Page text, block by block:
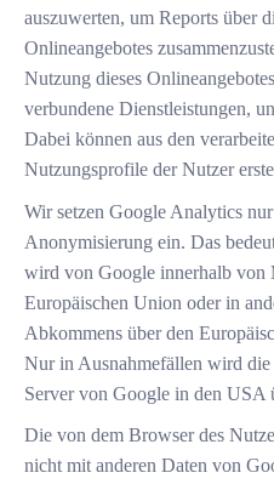
auszuwerten, um Reports über
Onlineangebotes
Nutzung dieses
verbundene Dienstleistungen,
Dabei können aus den
Nutzungsprofile der Nutzer
Wir setzen Google Analytics
Anonymisierung ein. Das
wird von Google innerhalb von
Europäischen Union oder in
Abkommens über den
Nur in Ausnahmefällen wird
Server von Google in den USA
Die von dem Browser des
nicht mit anderen Daten von